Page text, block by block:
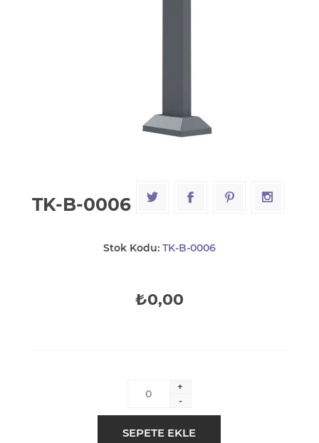
TK-B-0006
Stok Kodu: TK-B-0006
₺0,00
+
-